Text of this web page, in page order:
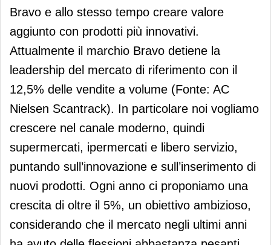
Bravo e allo stesso tempo creare valore
aggiunto con prodotti più innovativi.
Attualmente il marchio Bravo detiene la
leadership del mercato di riferimento con il
12,5% delle vendite a volume (Fonte: AC
Nielsen Scantrack). In particolare noi vogliamo
crescere nel canale moderno, quindi
supermercati, ipermercati e libero servizio,
puntando sull’innovazione e sull’inserimento di
nuovi prodotti. Ogni anno ci proponiamo una
crescita di oltre il 5%, un obiettivo ambizioso,
considerando che il mercato negli ultimi anni